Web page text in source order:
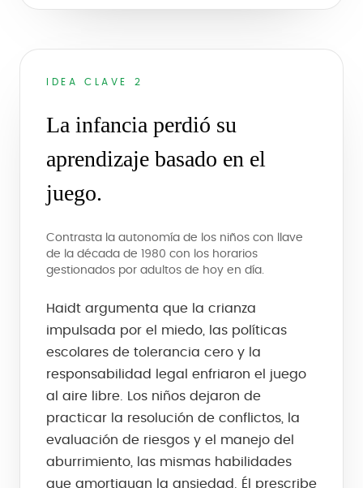
IDEA CLAVE 2
La infancia perdió su
aprendizaje basado en el
juego.
Contrasta la autonomía de los niños con llave
de la década de 1980 con los horarios
gestionados por adultos de hoy en día.
Haidt argumenta que la crianza
impulsada por el miedo, las políticas
escolares de tolerancia cero y la
responsabilidad legal enfriaron el juego
al aire libre. Los niños dejaron de
practicar la resolución de conflictos, la
evaluación de riesgos y el manejo del
aburrimiento, las mismas habilidades
que amortiguan la ansiedad. Él prescribe